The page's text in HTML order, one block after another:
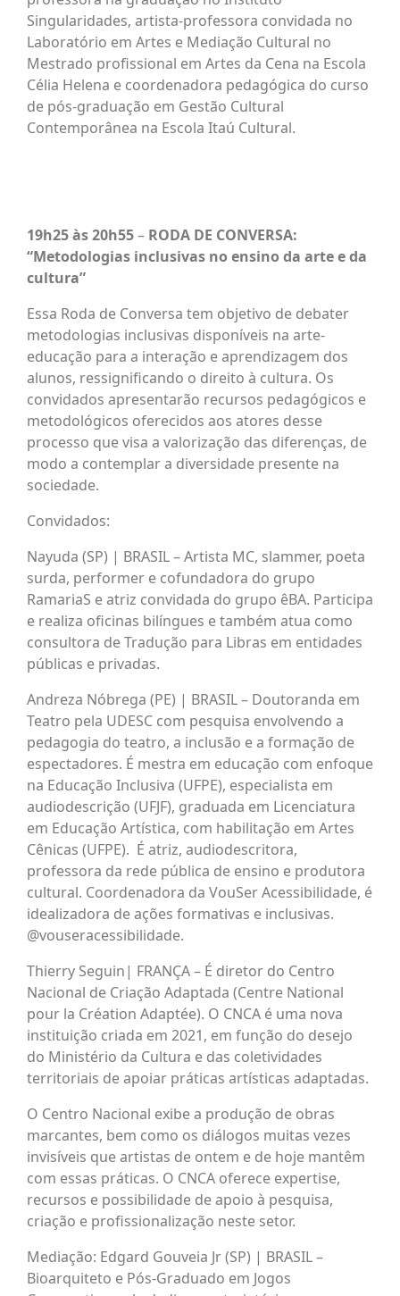
Singularidades, artista-professora convidada no
Laboratório em Artes e Mediação Cultural no
Mestrado profissional em Artes da Cena na Escola
Célia Helena e coordenadora pedagógica do curso
de pós-graduação em Gestão Cultural
Contemporânea na Escola Itaú Cultural.
19h25 às 20h55– RODA DE CONVERSA:
“Metodologias inclusivas no ensino da arte e da
cultura”
Essa Roda de Conversa tem objetivo de debater
metodologias inclusivas disponíveis na arte-
educação para a interação e aprendizagem dos
alunos, ressignificando o direito à cultura. Os
convidados apresentarão recursos pedagógicos e
metodológicos oferecidos aos atores desse
processo que visa a valorização das diferenças, de
modo a contemplar a diversidade presente na
sociedade.
Convidados:
Nayuda (SP) | BRASIL – Artista MC, slammer, poeta
surda, performer e cofundadora do grupo
RamariaS e atriz convidada do grupo êBA. Participa
e realiza oficinas bilíngues e também atua como
consultora de Tradução para Libras em entidades
públicas e privadas.
Andreza Nóbrega (PE) | BRASIL – Doutoranda em
Teatro pela UDESC com pesquisa envolvendo a
pedagogia do teatro, a inclusão e a formação de
espectadores. É mestra em educação com enfoque
na Educação Inclusiva (UFPE), especialista em
audiodescrição (UFJF), graduada em Licenciatura
em Educação Artística, com habilitação em Artes
Cênicas (UFPE). É atriz, audiodescritora,
professora da rede pública de ensino e produtora
cultural. Coordenadora da VouSer Acessibilidade, é
idealizadora de ações formativas e inclusivas.
@vouseracessibilidade.
Thierry Seguin| FRANÇA – É diretor do Centro
Nacional de Criação Adaptada (Centre National
pour la Création Adaptée). O CNCA é uma nova
instituição criada em 2021, em função do desejo
do Ministério da Cultura e das coletividades
territoriais de apoiar práticas artísticas adaptadas.​
O Centro Nacional exibe a produção de obras
marcantes, bem como os diálogos muitas vezes
invisíveis que artistas de ontem e de hoje mantêm
com essas práticas. O CNCA oferece expertise,
recursos e possibilidade de apoio à pesquisa,
criação e profissionalização neste setor.​
Mediação: Edgard Gouveia Jr (SP) | BRASIL –
Bioarquiteto e Pós-Graduado em Jogos